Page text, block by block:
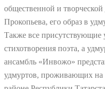
общественной и
Прокопьева, его образ в
Также все присутствующие
стихотворения поэта, а
ансамбль «Инвожо»
удмуртов, проживающих на